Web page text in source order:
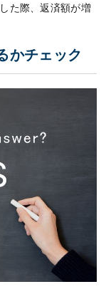
た際、返済額が増
かチェック